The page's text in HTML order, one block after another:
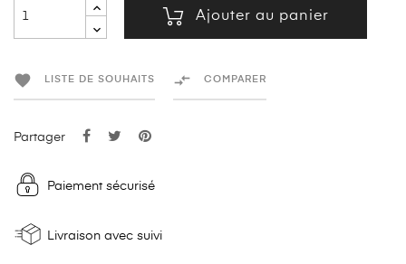
Ajouter au panier
 LISTE DE SOUHAITS  COMPARER
Partager
Paiement sécurisé
Livraison avec suivi